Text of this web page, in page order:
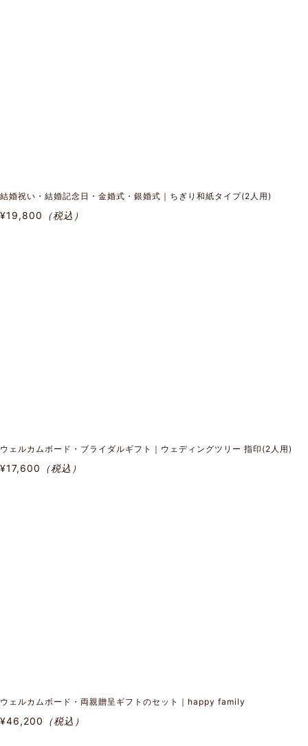
結婚祝い・結婚記念日・金婚式・銀婚式｜ちぎり和紙タイプ(2人用)
¥19,800 （税込）
ウェルカムボード・ブライダルギフト｜ウェディングツリー 指印(2人用)
¥17,600 （税込）
ウェルカムボード・両親贈呈ギフトのセット｜happy family
¥46,200 （税込）